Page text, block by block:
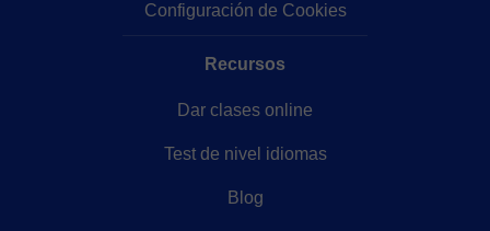
Configuración de Cookies
Recursos
Dar clases online
Test de nivel idiomas
Blog